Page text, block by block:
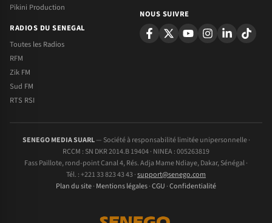
Pikini Production
RADIOS DU SENEGAL
Toutes les Radios
RFM
Zik FM
Sud FM
RTS RSI
NOUS SUIVRE
SENEGO MEDIA SUARL— Société à responsabilité limitée unipersonnelle ·
RCCM : SN DKR 2014.B 19404 · NINEA : 005263819
Fass Paillote, rond-point Canal 4, Rés. Adja Mame Ndiaye, Dakar, Sénégal ·
Tél. : +221 33 823 43 43 ·support@senego.com
Plan du site· Mentions légales·CGU ·Confidentialité